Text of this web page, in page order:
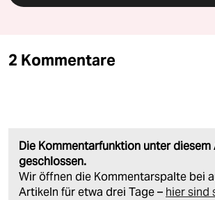
2 Kommentare
Die Kommentarfunktion unter
geschlossen.
Wir öffnen die Kommentarspalte bei
Artikeln für etwa drei Tage – hier sind